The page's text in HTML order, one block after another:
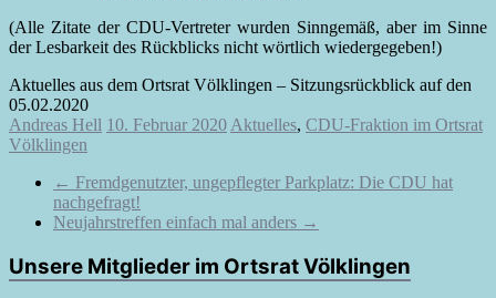
(Alle Zitate der CDU-Vertreter wurden Sinngemäß, aber im Sinne
der Lesbarkeit des Rückblicks nicht wörtlich wiedergegeben!)
Aktuelles aus dem Ortsrat Völklingen – Sitzungsrückblick auf den
05.02.2020
Andreas Hell 10. Februar 2020 Aktuelles, CDU-Fraktion im Ortsrat
Völklingen
← Fremdgenutzter, ungepflegter Parkplatz: Die CDU hat
nachgefragt!
Neujahrstreffen einfach mal anders →
Unsere Mitglieder im Ortsrat Völklingen